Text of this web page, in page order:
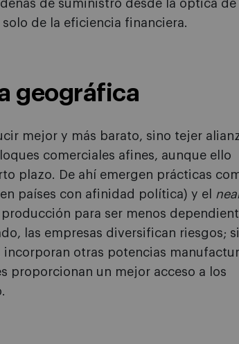
de suministro desde la óptica de
de la eficiencia financiera.
geográfica
mejor y más barato, sino tejer
comerciales afines, aunque ello
plazo. De ahí emergen prácticas
países con afinidad política) y el
para ser menos
las empresas diversifican riesgos;
incorporan otras potencias
proporcionan un mejor acceso a los